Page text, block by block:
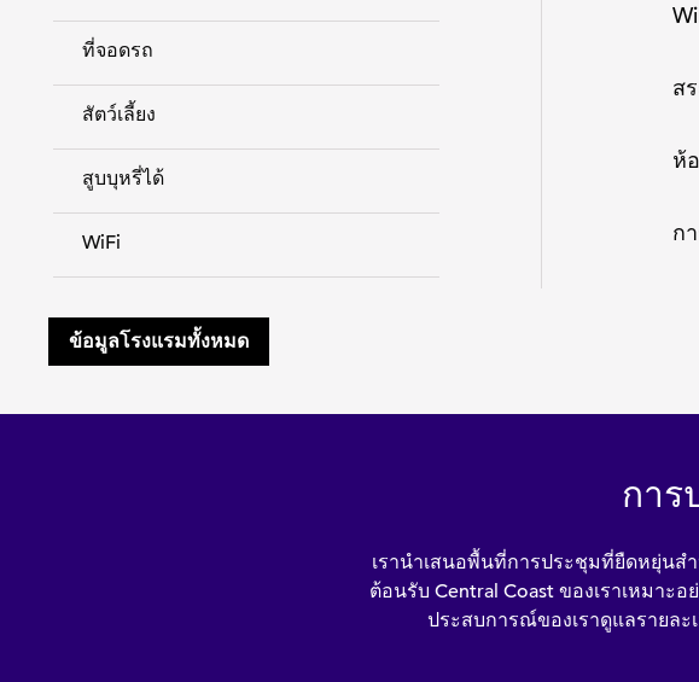
ที่จอดรถ
สัตว์เลี้ยง
สูบบุหรี่ได้
WiFi
ส
ห้
ก
ข้อมูลโรงแรมทั้งหมด
การ
เรานําเสนอพื้นที่การประชุมที่ยืดหยุ่น
ต้อนรับ Central Coast ของเราเหมาะ
ประสบการณ์ของเราดูแลรายล